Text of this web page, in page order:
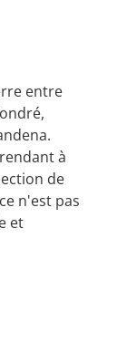
entre
à
de
n'est pas
et